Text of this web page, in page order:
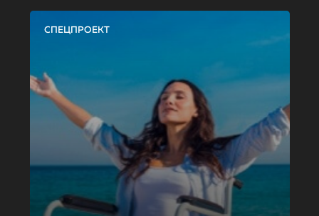
СПЕЦПРОЕКТ